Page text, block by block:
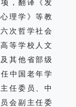
，翻译《发
理学》等教
次哲学社会
等学校人文
其他省部级
中国老年学
任委员、中
会副主任委